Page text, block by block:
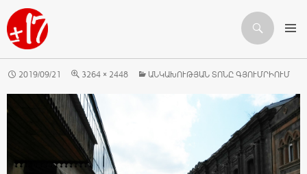
Որոնում
ԱՆՑՆԵԼ ԲՈՎԱՆԴԱԿՈՒԹՅԱՆԸ
2019/09/21 3264 × 2448 ԱՆԿԱԽՈՒԹՅԱՆ ՏՈՆԸ ԳՅՈՒՄՐԻՈՒՄ